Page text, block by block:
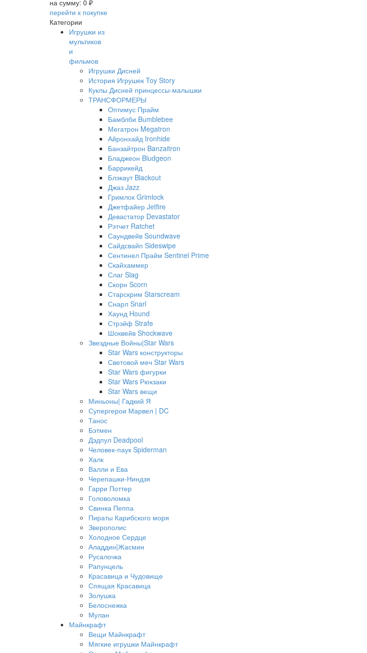
на сумму: 0 ₽
перейти к покупке
Категории
Игрушки из
мультиков
и
фильмов
Игрушки Дисней
История Игрушек Toy Story
Куклы Дисней принцессы-малышки
ТРАНСФОРМЕРЫ
Оптимус Прайм
Бамблби Bumblebee
Мегатрон Megatron
Айронхайд Ironhide
Банзайтрон Banzaitron
Бладжеон Bludgeon
Баррикейд
Блэкаут Blackout
Джаз Jazz
Гримлок Grimlock
Джетфайер Jetfire
Девастатор Devastator
Рэтчет Ratchet
Саундвейв Soundwave
Сайдсвайп Sideswipe
Сентинел Прайм Sentinel Prime
Скайхаммер
Слаг Slag
Скорн Scorn
Старскрим Starscream
Снарл Snarl
Хаунд Hound
Стрэйф Strafe
Шоквейв Shockwave
Звездные Войны|Star Wars
Star Wars конструкторы
Световой меч Star Wars
Star Wars фигурки
Star Wars Рюкзаки
Star Wars вещи
Миньоны| Гадкий Я
Супергерои Марвел | DC
Танос
Бэтмен
Дэдпул Deadpool
Человек-паук Spiderman
Халк
Валли и Ева
Черепашки-Ниндзя
Гарри Поттер
Головоломка
Свинка Пеппа
Пираты Карибского моря
Зверополис
Холодное Сердце
Аладдин|Жасмин
Русалочка
Рапунцель
Красавица и Чудовище
Спящая Красавица
Золушка
Белоснежка
Мулан
Майнкрафт
Вещи Майнкрафт
Мягкие игрушки Майнкрафт